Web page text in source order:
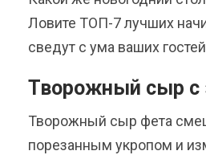
Ловите ТОП-7 лучших
сведут с ума ваших
Творожный сыр с
Творожный сыр фета
порезанным укропом и